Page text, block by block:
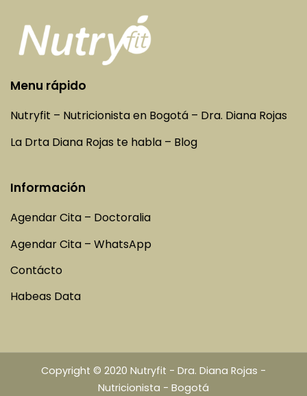
Menu rápido
Nutryfit – Nutricionista en Bogotá – Dra. Diana Rojas
La Drta Diana Rojas te habla – Blog
Información
Agendar Cita – Doctoralia
Agendar Cita – WhatsApp
Contácto
Habeas Data
Copyright © 2020 Nutryfit - Dra. Diana Rojas -
Nutricionista - Bogotá